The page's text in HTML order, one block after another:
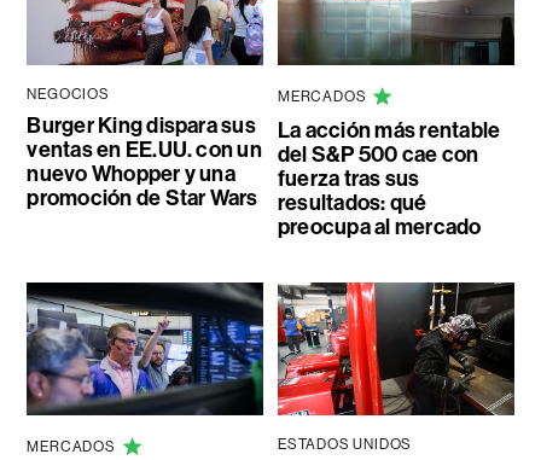
NEGOCIOS
Burger King dispara sus
ventas en EE.UU. con un
nuevo Whopper y una
promoción de Star Wars
MERCADOS
La acción más rentable
del S&P 500 cae con
fuerza tras sus
resultados: qué
preocupa al mercado
MERCADOS ESTADOS UNIDOS